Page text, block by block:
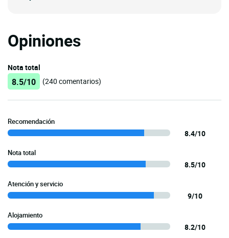
Opiniones
Nota total
8.5/10 (240 comentarios)
Recomendación
8.4/10
Nota total
8.5/10
Atención y servicio
9/10
Alojamiento
8.2/10